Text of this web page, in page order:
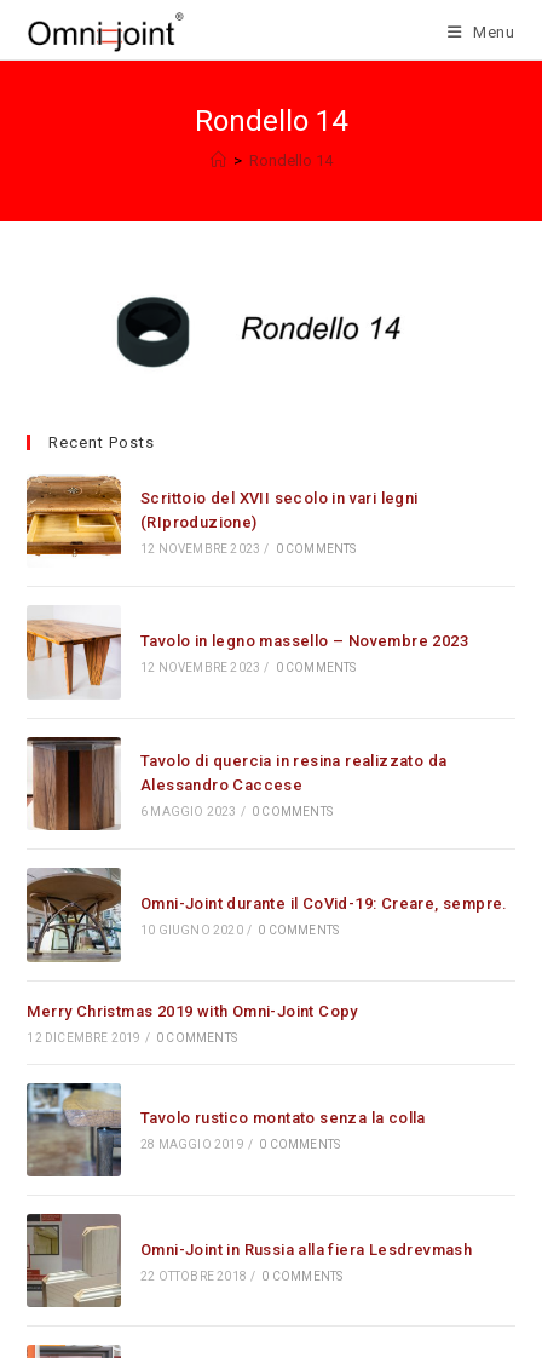
Menu
Rondello 14
> Rondello 14
Recent Posts
Scrittoio del XVII secolo in vari legni
(RIproduzione)
12 NOVEMBRE 2023 / 0 COMMENTS
Tavolo in legno massello – Novembre 2023
12 NOVEMBRE 2023 / 0 COMMENTS
Tavolo di quercia in resina realizzato da
Alessandro Caccese
6 MAGGIO 2023 / 0 COMMENTS
Omni-Joint durante il CoVid-19: Creare, sempre.
10 GIUGNO 2020 / 0 COMMENTS
Merry Christmas 2019 with Omni-Joint Copy
12 DICEMBRE 2019 / 0 COMMENTS
Tavolo rustico montato senza la colla
28 MAGGIO 2019 / 0 COMMENTS
Omni-Joint in Russia alla fiera Lesdrevmash
22 OTTOBRE 2018 / 0 COMMENTS